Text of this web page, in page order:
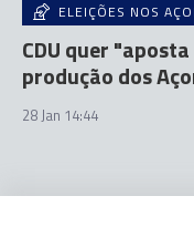
ELEIÇÕES NOS
CDU quer
produção dos
28 Jan 14:44